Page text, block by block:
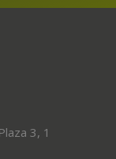
3, 1